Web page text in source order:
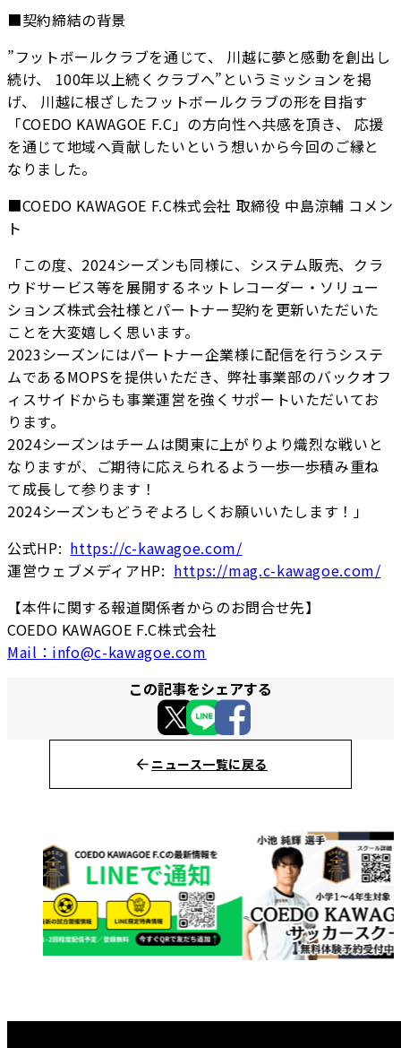
■契約締結の背景
”フットボールクラブを通じて、 川越に夢と感動を創出し
続け、 100年以上続くクラブへ”というミッションを掲
げ、 川越に根ざしたフットボールクラブの形を目指す
「COEDO KAWAGOE F.C」の方向性へ共感を頂き、 応援
を通じて地域へ貢献したいという想いから今回のご縁と
なりました。
■COEDO KAWAGOE F.C株式会社 取締役 中島涼輔 コメン
ト
「この度、2024シーズンも同様に、システム販売、クラ
ウドサービス等を展開するネットレコーダー・ソリュー
ションズ株式会社様とパートナー契約を更新いただいた
ことを大変嬉しく思います。
2023シーズンにはパートナー企業様に配信を行うシステ
ムであるMOPSを提供いただき、弊社事業部のバックオフ
ィスサイドからも事業運営を強くサポートいただいてお
ります。
2024シーズンはチームは関東に上がりより熾烈な戦いと
なりますが、ご期待に応えられるよう一歩一歩積み重ね
て成長して参ります！
2024シーズンもどうぞよろしくお願いいたします！」
公式HP: https://c-kawagoe.com/
運営ウェブメディアHP: https://mag.c-kawagoe.com/
【本件に関する報道関係者からのお問合せ先】
COEDO KAWAGOE F.C株式会社
Mail：info@c-kawagoe.com
この記事をシェアする
ニュース一覧に戻る